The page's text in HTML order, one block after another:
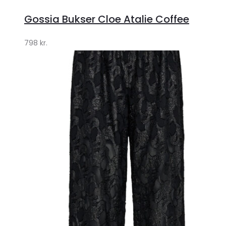
Gossia Bukser Cloe Atalie Coffee
798 kr.